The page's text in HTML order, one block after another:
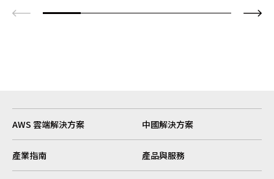
AWS 雲端解決方案 中國解決方案
產業指南 產品與服務